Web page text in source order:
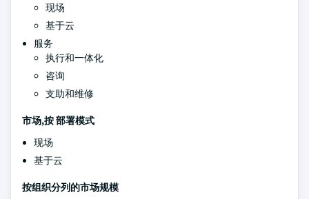
现场
基于云
服务
执行和一体化
咨询
支助和维修
市场,按部署模式
现场
基于云
按组织分列的市场规模